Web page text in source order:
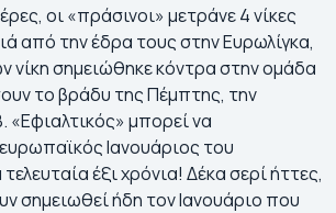
οι «πράσινοι» μετράνε 4 νίκες
από την έδρα τους στην Ευρωλίγκα,
νίκη σημειώθηκε κόντρα στην ομάδα
το βράδυ της Πέμπτης, την
«Εφιαλτικός» μπορεί να
Ιανουάριος του
έξι χρόνια! Δέκα σερί ήττες,
σημειωθεί ήδη τον Ιανουάριο που